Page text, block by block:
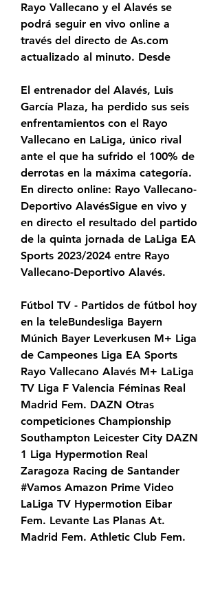
Rayo Vallecano y el Alavés se
podrá seguir en vivo online a
través del directo de As.com
actualizado al minuto. Desde
El entrenador del Alavés, Luis
García Plaza, ha perdido sus seis
enfrentamientos con el Rayo
Vallecano en LaLiga, único rival
ante el que ha sufrido el 100% de
derrotas en la máxima categoría.
En directo online: Rayo Vallecano-
Deportivo AlavésSigue en vivo y
en directo el resultado del partido
de la quinta jornada de LaLiga EA
Sports 2023/2024 entre Rayo
Vallecano-Deportivo Alavés.
Fútbol TV - Partidos de fútbol hoy
en la teleBundesliga Bayern
Múnich Bayer Leverkusen M+ Liga
de Campeones Liga EA Sports
Rayo Vallecano Alavés M+ LaLiga
TV Liga F Valencia Féminas Real
Madrid Fem. DAZN Otras
competiciones Championship
Southampton Leicester City DAZN
1 Liga Hypermotion Real
Zaragoza Racing de Santander
#Vamos Amazon Prime Video
LaLiga TV Hypermotion Eibar
Fem. Levante Las Planas At.
Madrid Fem. Athletic Club Fem.